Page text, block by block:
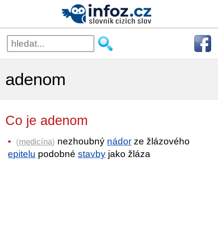
adenom
Co je adenom
(medicína) nezhoubný nádor ze žlázového
epitelu podobnéstavby jako žláza